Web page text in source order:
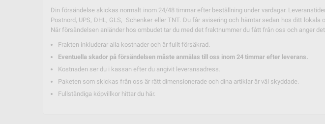
Din försändelse skickas normalt inom 24/48 timmar efter beställning under vardagar.
Postnord, UPS, DHL, GLS, Schenker eller TNT. Du får avisering och hämtar sedan hos ditt
När försändelsen anländer hos ombudet tar du med det fraktnummer du fått från oss och anger
Frakten inkluderar alla kostnader och är fullt försäkrad.
Eventuella skador på försändelsen måste anmälas till oss inom 24 timmar efter leverans.
Kostnaden ser du i kassan efter du angivit leveransadress.
Paketen som skickas från oss är rätt dimensionerade och dina artiklar är väl skyddade.
Fullständiga köpvillkor hittar du här.